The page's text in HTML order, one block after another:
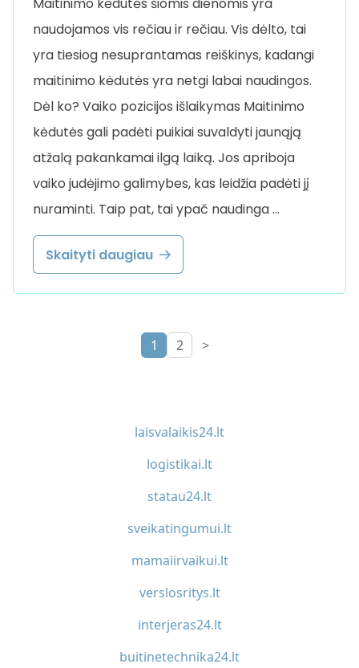
Maitinimo kėdutės šiomis dienomis yra
naudojamos vis rečiau ir rečiau. Vis dėlto, tai
yra tiesiog nesuprantamas reiškinys, kadangi
maitinimo kėdutės yra netgi labai naudingos.
Dėl ko? Vaiko pozicijos išlaikymas Maitinimo
kėdutės gali padėti puikiai suvaldyti jaunąją
atžalą pakankamai ilgą laiką. Jos apriboja
vaiko judėjimo galimybes, kas leidžia padėti jį
nuraminti. Taip pat, tai ypač naudinga …
Skaityti daugiau
1 2 >
laisvalaikis24.lt
logistikai.lt
statau24.lt
sveikatingumui.lt
mamaiirvaikui.lt
verslosritys.lt
interjeras24.lt
buitinetechnika24.lt